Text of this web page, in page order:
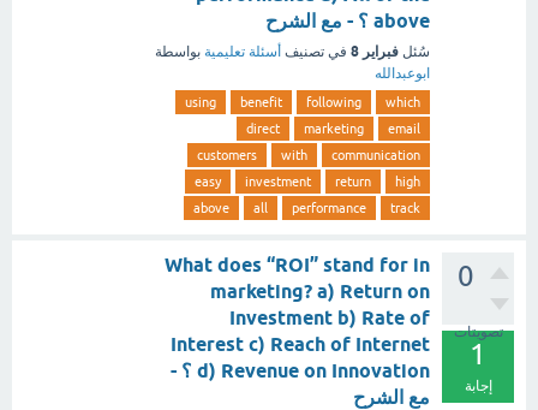
above ؟ - مع الشرح
سُئل فبراير 8 في تصنيف أسئلة تعليمية بواسطة
ابوعبدالله
which
following
benefit
using
email
marketing
direct
communication
with
customers
high
return
investment
easy
track
performance
all
above
0
تصويتات
1
إجابة
What does “ROI” stand for in
marketing? a) Return on
Investment b) Rate of
Interest c) Reach of Internet
d) Revenue on Innovation ؟ -
مع الشرح